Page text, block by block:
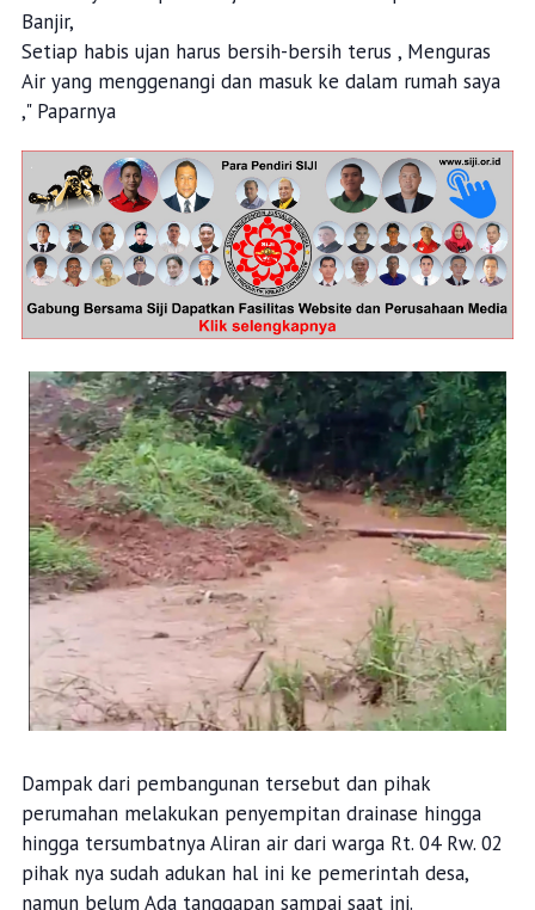
Banjir,
Setiap habis ujan harus bersih-bersih terus , Menguras
Air yang menggenangi dan masuk ke dalam rumah saya
," Paparnya
Dampak dari pembangunan tersebut dan pihak
perumahan melakukan penyempitan drainase hingga
hingga tersumbatnya Aliran air dari warga Rt. 04 Rw. 02
pihak nya sudah adukan hal ini ke pemerintah desa,
namun belum Ada tanggapan sampai saat ini.